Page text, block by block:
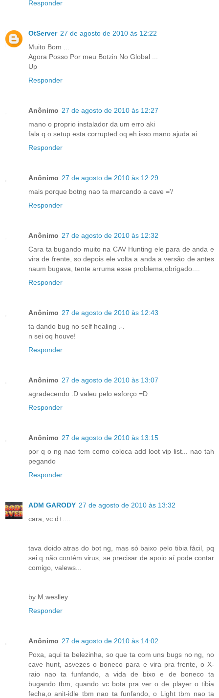
Responder
OtServer 27 de agosto de 2010 às 12:22
Muito Bom ...
Agora Posso Por meu Botzin No Global ...
Up
Responder
Anônimo 27 de agosto de 2010 às 12:27
mano o proprio instalador da um erro aki
fala q o setup esta corrupted oq eh isso mano ajuda ai
Responder
Anônimo 27 de agosto de 2010 às 12:29
mais porque botng nao ta marcando a cave ='/
Responder
Anônimo 27 de agosto de 2010 às 12:32
Cara ta bugando muito na CAV Hunting ele para de anda e
vira de frente, so depois ele volta a anda a versão de antes
naum bugava, tente arruma esse problema,obrigado....
Responder
Anônimo 27 de agosto de 2010 às 12:43
ta dando bug no self healing .-.
n sei oq houve!
Responder
Anônimo 27 de agosto de 2010 às 13:07
agradecendo :D valeu pelo esforço =D
Responder
Anônimo 27 de agosto de 2010 às 13:15
por q o ng nao tem como coloca add loot vip list... nao tah
pegando
Responder
ADM GARODY 27 de agosto de 2010 às 13:32
cara, vc d+....
tava doido atras do bot ng, mas só baixo pelo tibia fácil, pq
sei q não contém virus, se precisar de apoio aí pode contar
comigo, valews...
by M.weslley
Responder
Anônimo 27 de agosto de 2010 às 14:02
Poxa, aqui ta belezinha, so que ta com uns bugs no ng, no
cave hunt, asvezes o boneco para e vira pra frente, o X-
raio nao ta funfando, a vida de bixo e de boneco ta
bugando tbm, quando vc bota pra ver o de player o tibia
fecha,o anit-idle tbm nao ta funfando, o Light tbm nao ta